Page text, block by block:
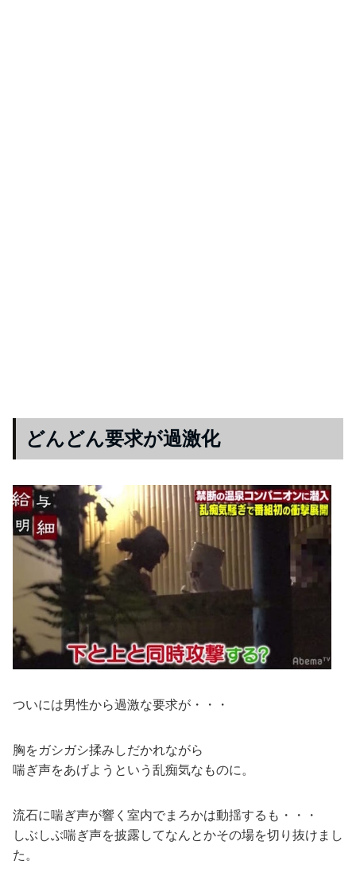
どんどん要求が過激化
ついには男性から過激な要求が・・・
胸をガシガシ揉みしだかれながら
喘ぎ声をあげようという乱痴気なものに。
流石に喘ぎ声が響く室内でまろかは動揺するも・・・
しぶしぶ喘ぎ声を披露してなんとかその場を切り抜けまし
た。